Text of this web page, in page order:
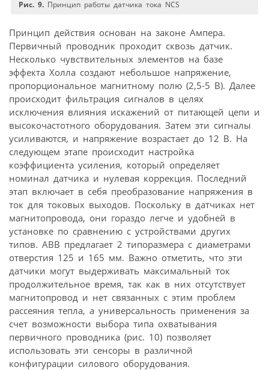
Рис. 9. Принцип работы датчика тока NCS
Принцип действия основан на законе Ампера.
Первичный проводник проходит сквозь датчик.
Несколько чувствительных элементов на базе
эффекта Холла создают небольшое напряжение,
пропорциональное магнитному полю (2,5-5 В). Далее
происходит фильтрация сигналов в целях
исключения влияния искажений от питающей цепи и
высокочастотного оборудования. Затем эти сигналы
усиливаются, и напряжение возрастает до 12 В. На
следующем этапе происходит настройка
коэффициента усиления, который определяет
номинал датчика и нулевая коррекция. Последний
этап включает в себя преобразование напряжения в
ток для токовых выходов. Поскольку в датчиках нет
магнитопровода, они гораздо легче и удобней в
установке по сравнению с устройствами других
типов. АВВ предлагает 2 типоразмера с диаметрами
отверстия 125 и 165 мм. Важно отметить, что эти
датчики могут выдерживать максимальный ток
продолжительное время, так как в них отсутствует
магнитопровод и нет связанных с этим проблем
рассеяния тепла, а универсальность применения за
счет возможности выбора типа охватывания
первичного проводника (рис. 10) позволяет
использовать эти сенсоры в различной
конфигурации силового оборудования.